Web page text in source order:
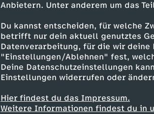
Anbietern. Unter anderem um das
Du kannst entscheiden, für welche
betrifft nur dein aktuell genutztes
Datenverarbeitung, für die wir
"Einstellungen/Ablehnen" fest,
Deine Datenschutzeinstellungen
Einstellungen widerrufen oder
Hier findest du das Impressum.
Weitere Informationen findest du in
Hier gibt's mehr logo!
logo.de im Web
Kommentieren, Mitmach-
aktuelle Nachrichten für
External Link